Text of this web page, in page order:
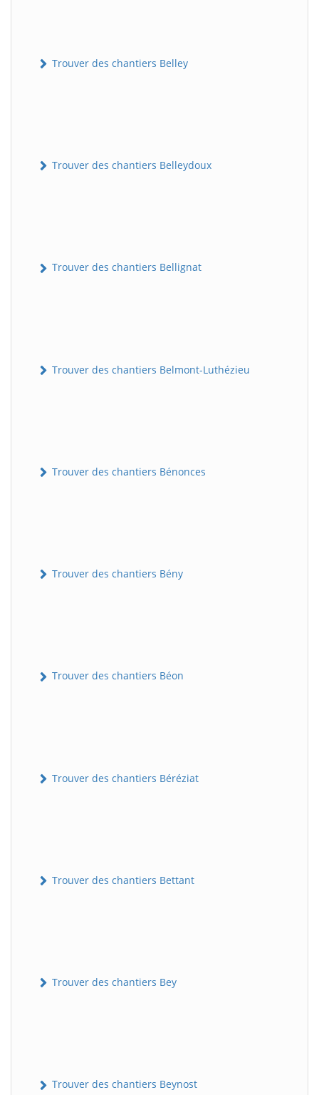
Trouver des chantiers Belley
Trouver des chantiers Belleydoux
Trouver des chantiers Bellignat
Trouver des chantiers Belmont-Luthézieu
Trouver des chantiers Bénonces
Trouver des chantiers Bény
Trouver des chantiers Béon
Trouver des chantiers Béréziat
Trouver des chantiers Bettant
Trouver des chantiers Bey
Trouver des chantiers Beynost